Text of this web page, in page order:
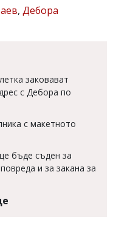
, Дебора
заковават
с Дебора по
с макетното
бъде съден за
и за закана за